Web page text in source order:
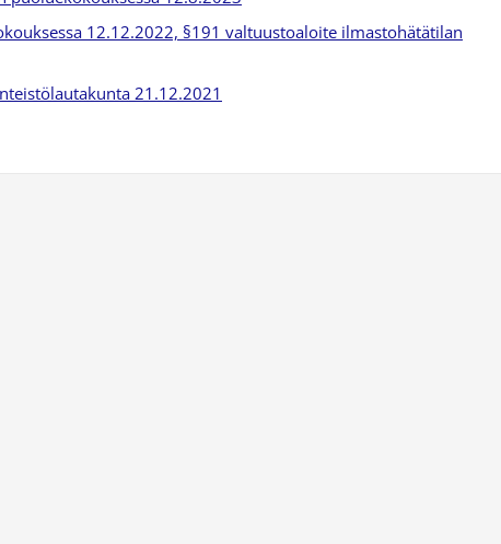
12.12.2022, §191 valtuustoaloite ilmastohätätilan
21.12.2021